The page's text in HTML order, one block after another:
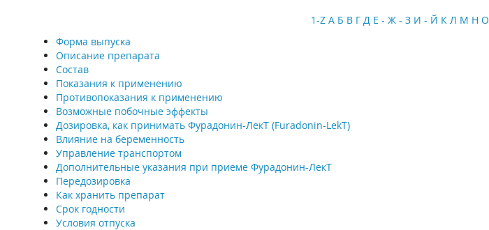
1-Z А Б В Г Д Е - Ж - З И - Й К Л М Н О
Форма выпуска
Описание препарата
Состав
Показания к применению
Противопоказания к применению
Возможные побочные эффекты
Дозировка, как принимать Фурадонин-ЛекТ (Furadonin-LekT)
Влияние на беременность
Управление транспортом
Дополнительные указания при приеме Фурадонин-ЛекТ
Передозировка
Как хранить препарат
Срок годности
Условия отпуска